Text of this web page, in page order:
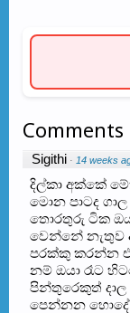
Comments
Sigithi · 14 weeks
දිල්කා අක්කේ
මොන පාටද
තොරතුරු ටික
වෙන්නේ නැතුව
පරක්කු කරන්න
නම් ඔයා රෑට
පින්තුරෙකුත්
පෙන්නන හොදේ